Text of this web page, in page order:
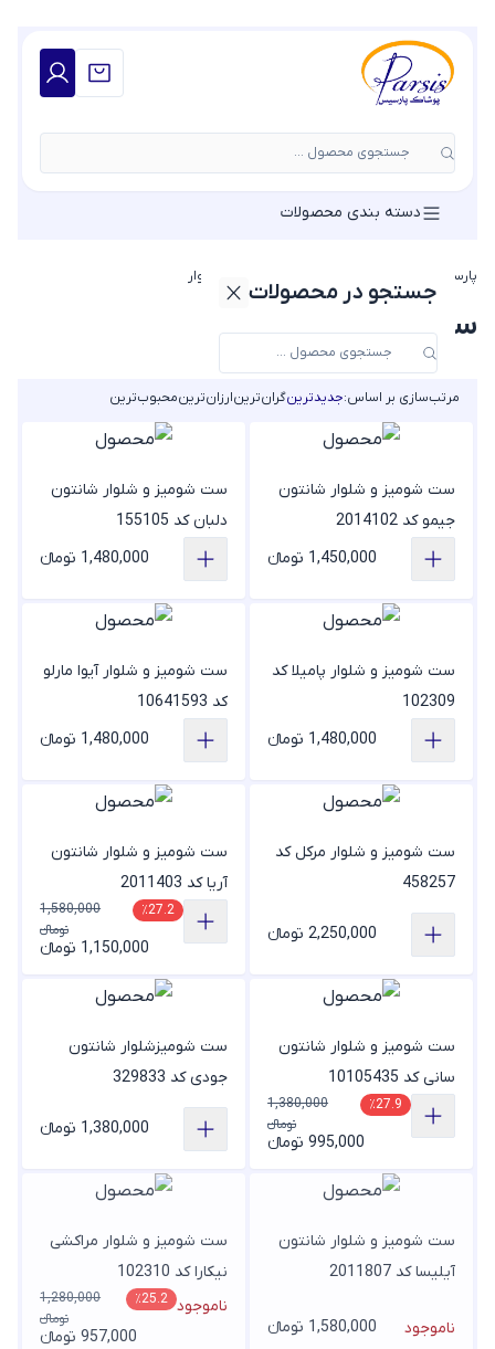
جستجوی محصول ...
جستجو در محصولات
دسته بندی محصولات
پارسیس مد ست شومیز و شلوار
ست شومیز و شلوار
مرتب‌سازی بر اساس:جدیدترینگران‌ترینارزان‌ترینمحبوب‌ترین
ست شومیز و شلوار شانتون
جیمو کد 2014102
1,450,000 تومانء
ست شومیز و شلوار شانتون
دلبان کد 155105
1,480,000 تومانء
ست شومیز و شلوار پامیلا کد
102309
1,480,000 تومانء
ست شومیز و شلوار آیوا مارلو
کد 10641593
1,480,000 تومانء
ست شومیز و شلوار مرکل کد
458257
2,250,000 تومانء
ست شومیز و شلوار شانتون
آریا کد 2011403
٪27.2
1,580,000
تومانء
1,150,000 تومانء
ست شومیز و شلوار شانتون
سانی کد 10105435
٪27.9
1,380,000
تومانء
995,000 تومانء
ست شومیزشلوار شانتون
جودی کد 329833
1,380,000 تومانء
ست شومیز و شلوار شانتون
آیلیسا کد 2011807
ناموجود 1,580,000 تومانء
ست شومیز و شلوار مراکشی
نیکارا کد 102310
ناموجود ٪25.2
1,280,000
تومانء
957,000 تومانء